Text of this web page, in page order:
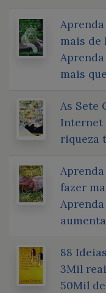
mais de
mais
As Sete
Internet
riqueza
fazer
88
3Mil
50Mil